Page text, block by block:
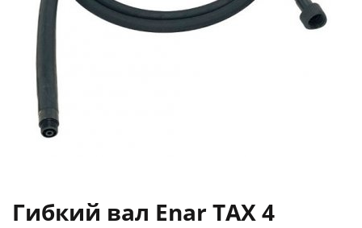
Гибкий вал Enar TAX 4